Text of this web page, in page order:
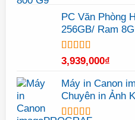
hạng
5.00
sao
PC Văn Phòng
256GB/ Ram
Được xếp
hạng
5.00
sao
3,939,000₫
Máy in Canon
Chuyên in Ảnh